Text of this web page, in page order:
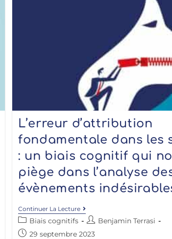
L’erreur d’attribution
fondamentale dans les
: un biais cognitif qui
piège dans l’analyse
évènements
Continuer La Lecture
Biais cognitifs
Benjamin Terrasi
29 septembre 2023